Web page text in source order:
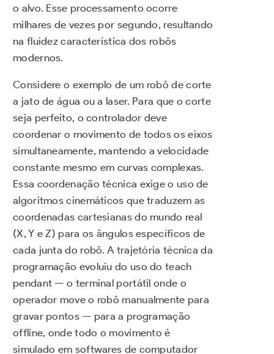
o alvo. Esse processamento ocorre
milhares de vezes por segundo, resultando
na fluidez característica dos robôs
modernos.
Considere o exemplo de um robô de corte
a jato de água ou a laser. Para que o corte
seja perfeito, o controlador deve
coordenar o movimento de todos os eixos
simultaneamente, mantendo a velocidade
constante mesmo em curvas complexas.
Essa coordenação técnica exige o uso de
algoritmos cinemáticos que traduzem as
coordenadas cartesianas do mundo real
(X, Y e Z) para os ângulos específicos de
cada junta do robô. A trajetória técnica da
programação evoluiu do uso do teach
pendant — o terminal portátil onde o
operador move o robô manualmente para
gravar pontos — para a programação
offline, onde todo o movimento é
simulado em softwares de computador